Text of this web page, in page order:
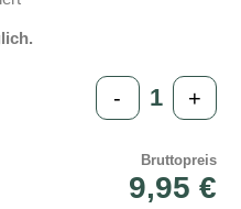
- +
Bruttopreis
9,95 €